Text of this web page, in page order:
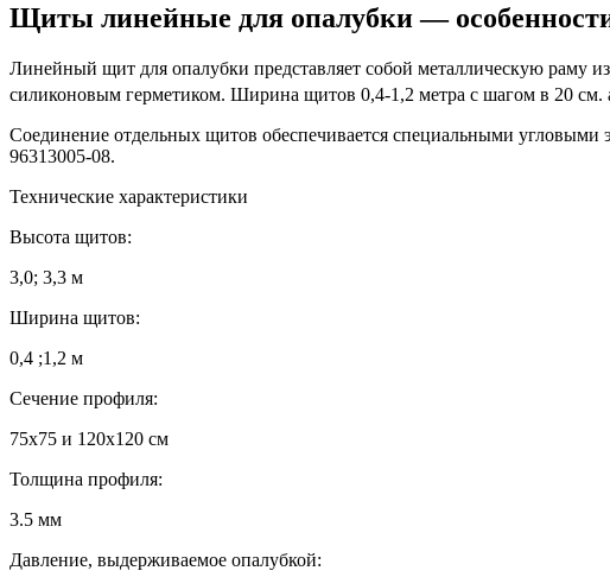
Щиты линейные для опалубки —
Линейный щит для опалубки представляет собой металлическую раму
силиконовым герметиком. Ширина щитов 0,4-1,2 метра с шагом в 20 см.
Соединение отдельных щитов обеспечивается специальными
96313005-08.
Технические характеристики
Высота щитов:
3,0; 3,3 м
Ширина щитов:
0,4 ;1,2 м
Сечение профиля:
75х75 и 120х120 см
Толщина профиля:
3.5 мм
Давление, выдерживаемое опалубкой: